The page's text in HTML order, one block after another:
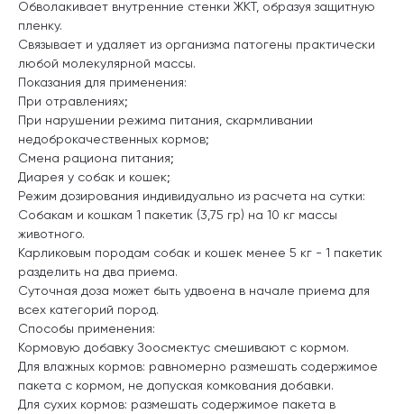
Обволакивает внутренние стенки ЖКТ, образуя защитную
пленку.
Связывает и удаляет из организма патогены практически
любой молекулярной массы.
Показания для применения:
При отравлениях;
При нарушении режима питания, скармливании
недоброкачественных кормов;
Смена рациона питания;
Диарея у собак и кошек;
Режим дозирования индивидуально из расчета на сутки:
Собакам и кошкам 1 пакетик (3,75 гр) на 10 кг массы
животного.
Карликовым породам собак и кошек менее 5 кг - 1 пакетик
разделить на два приема.
Суточная доза может быть удвоена в начале приема для
всех категорий пород.
Способы применения:
Кормовую добавку Зоосмектус смешивают с кормом.
Для влажных кормов: равномерно размешать содержимое
пакета с кормом, не допуская комкования добавки.
Для сухих кормов: размешать содержимое пакета в